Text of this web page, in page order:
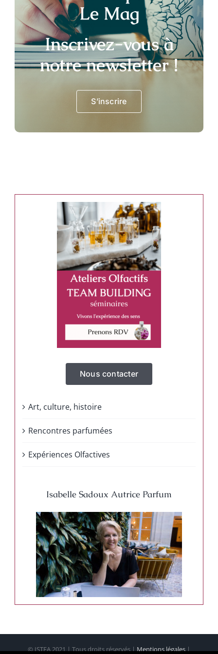
Le Mag
Inscrivez-vous à
notre newsletter !
S’inscrire
Nous contacter
Art, culture, histoire
Rencontres parfumées
Expériences Olfactives
Isabelle Sadoux Autrice Parfum
© ISTEA 2021 | Tous droits réservés |Mentions légales|